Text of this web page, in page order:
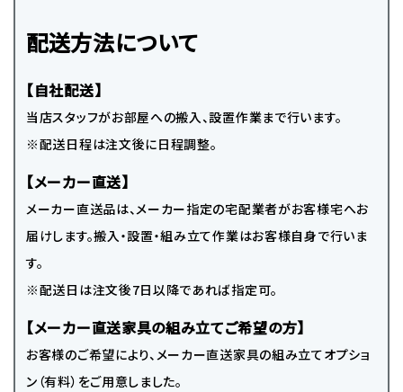
配送方法について
【自社配送】
当店スタッフがお部屋への搬入、設置作業まで行います。
※配送日程は注文後に日程調整。
【メーカー直送】
メーカー直送品は、メーカー指定の宅配業者がお客様宅へお
届けします。搬入・設置・組み立て作業はお客様自身で行いま
す。
※配送日は注文後7日以降であれば指定可。
【メーカー直送家具の組み立てご希望の方】
お客様のご希望により、メーカー直送家具の組み立てオプショ
ン（有料）をご用意しました。